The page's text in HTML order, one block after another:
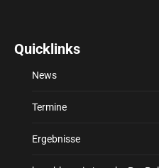
Quicklinks
News
Termine
Ergebnisse